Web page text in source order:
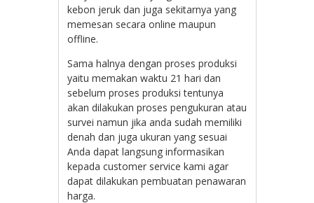
kebon jeruk dan juga sekitarnya yang
memesan secara online maupun
offline.
Sama halnya dengan proses produksi
yaitu memakan waktu 21 hari dan
sebelum proses produksi tentunya
akan dilakukan proses pengukuran atau
survei namun jika anda sudah memiliki
denah dan juga ukuran yang sesuai
Anda dapat langsung informasikan
kepada customer service kami agar
dapat dilakukan pembuatan penawaran
harga.